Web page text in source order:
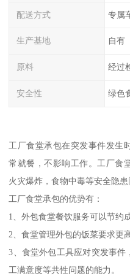
配送方式 专属
生产基地 自有
原料 经过
安全性 绿色
工厂食堂承包在突发事件发生
常就餐，不影响工作。工厂食
火灾爆炸，食物中毒等安全隐患
工厂食堂承包的优势有：
1、外包食堂餐饮服务可以节约
2、食堂管理外包的饭菜要求更
3、食堂外包工具应对突发事
工满意度等共性问题的能力。